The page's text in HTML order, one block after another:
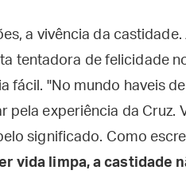
a vivência da castidade.
tentadora de felicidade
fácil. "No mundo haveis
pela experiência da Cruz.
significado. Como
vida limpa, a castidade